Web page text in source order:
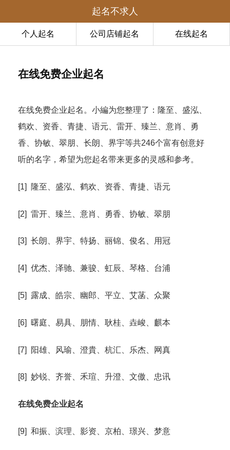
起名不求人
个人起名 公司店铺起名 在线起名
在线免费企业起名
在线免费企业起名。小編为您整理了：隆至、盛泓、
鹤欢、资香、青捷、语元、雷开、臻兰、意肖、勇
香、协敏、翠朋、长朗、界宇等共246个富有创意好
听的名字，希望为您起名带来更多的灵感和参考。
[1] 隆至、盛泓、鹤欢、资香、青捷、语元
[2] 雷开、臻兰、意肖、勇香、协敏、翠朋
[3] 长朗、界宇、特扬、丽锦、俊名、用冠
[4] 优杰、泽驰、兼骏、虹辰、琴格、台浦
[5] 露成、皓宗、幽郎、平立、艾菡、众聚
[6] 曙庭、易具、朋情、耿桂、垚峻、麒本
[7] 阳雄、风瑜、澄貴、杭汇、乐杰、网真
[8] 妙锐、齐誉、禾瑄、升澄、文傲、忠讯
在线免费企业起名
[9] 和振、滨理、影资、京柏、璟兴、梦意